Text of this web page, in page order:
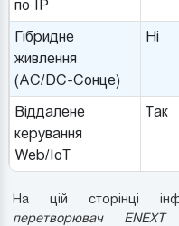
по IP
Гібридне
живлення
(AC/DC-Сонце)
Ні
Віддалене
керування
Web/IoT
Так
На цій сторінці
перетворювач ENEXT